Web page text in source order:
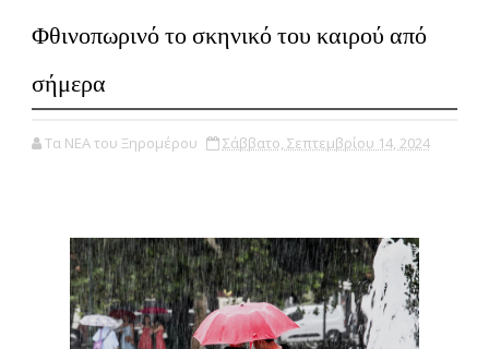
Φθινοπωρινό το σκηνικό του καιρού από
σήμερα
Τα ΝΕΑ του Ξηρομέρου Σάββατο, Σεπτεμβρίου 14, 2024